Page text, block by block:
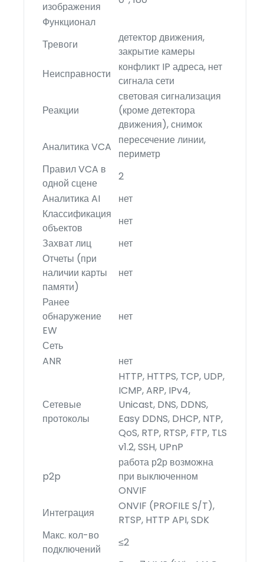
изображения
Функционал
Тревоги
детектор движения,
закрытие камеры
Неисправности
конфликт IP адреса, нет
сигнала сети
Реакции
световая сигнализация
(кроме детектора
движения), снимок
Аналитика VCA
пересечение линии,
периметр
Правил VCA в
одной сцене
2
Аналитика AI
нет
Классификация
объектов
нет
Захват лиц
нет
Отчеты (при
наличии карты
памяти)
нет
Ранее
обнаружение
EW
нет
Сеть
ANR
нет
Сетевые
протоколы
HTTP, HTTPS, TCP, UDP,
ICMP, ARP, IPv4,
Unicast, DNS, DDNS,
Easy DDNS, DHCP, NTP,
QoS, RTP, RTSP, FTP, TLS
v1.2, SSH, UPnP
p2p
работа р2р возможна
при выключенном
ONVIF
Интеграция
ONVIF (PROFILE S/T),
RTSP, HTTP API, SDK
Макс. кол-во
подключений
≤2